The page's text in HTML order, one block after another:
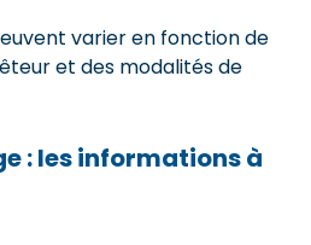
varier en fonction de
et des modalités de
: les informations à